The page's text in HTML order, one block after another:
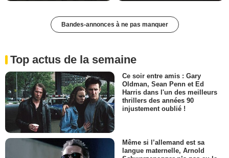
Bandes-annonces à ne pas manquer
Top actus de la semaine
Ce soir entre amis : Gary
Oldman, Sean Penn et Ed
Harris dans l'un des meilleurs
thrillers des années 90
injustement oublié !
Même si l’allemand est sa
langue maternelle, Arnold